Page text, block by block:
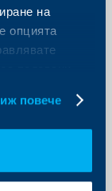
на
опцията
повече
в